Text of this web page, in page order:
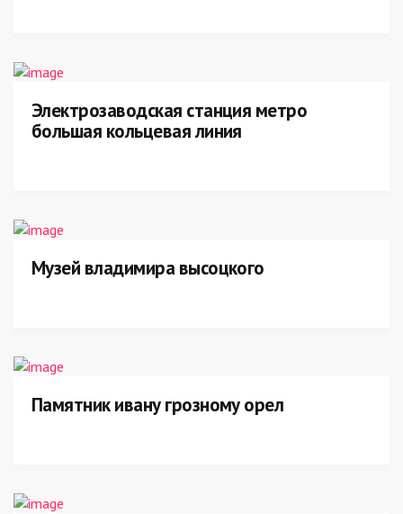
Электрозаводская станция метро
большая кольцевая линия
Музей владимира высоцкого
Памятник ивану грозному орел